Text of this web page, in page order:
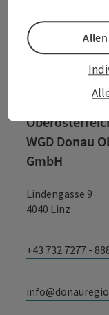
WGD Donau
GmbH
Lindengasse 9
4040 Linz
+43 732 7277 -